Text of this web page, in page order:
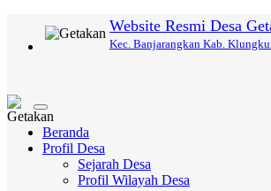
Website Resmi Desa
Kec. Banjarangkan Kab.
Toggle
navigation
Beranda
Profil Desa
Sejarah Desa
Profil Wilayah Desa